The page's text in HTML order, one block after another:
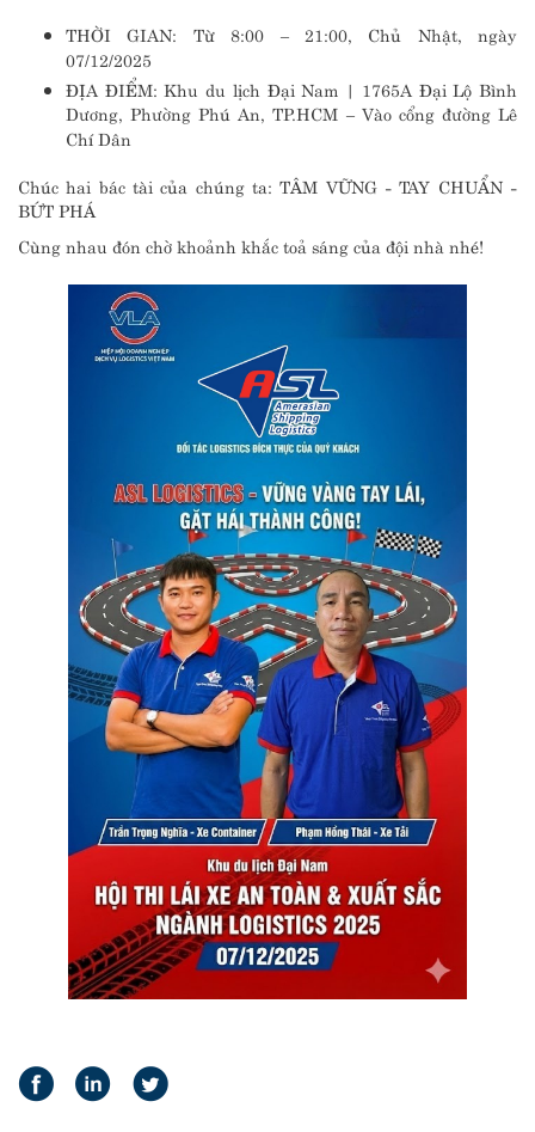
THỜI GIAN: Từ 8:00 – 21:00, Chủ Nhật, ngày
07/12/2025
ĐỊA ĐIỂM: Khu du lịch Đại Nam | 1765A Đại Lộ Bình
Dương, Phường Phú An, TP.HCM – Vào cổng đường Lê
Chí Dân
Chúc hai bác tài của chúng ta: TÂM VỮNG - TAY CHUẨN -
BỨT PHÁ
Cùng nhau đón chờ khoảnh khắc toả sáng của đội nhà nhé!